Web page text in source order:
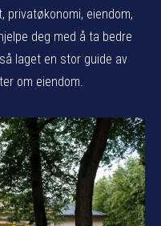
privatøkonomi, eiendom,
deg med å ta bedre
laget en stor guide av
om eiendom.